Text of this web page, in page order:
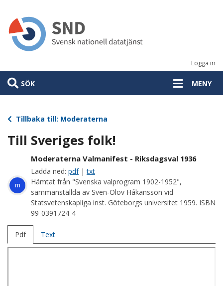
huvudinnehåll
Logga in
SÖK MENY
Tillbaka till: Moderaterna
Till Sveriges folk!
m
Moderaterna Valmanifest - Riksdagsval 1936
Ladda ned: pdf|txt
Hämtat från "Svenska valprogram 1902-1952",
sammanställda av Sven-Olov Håkansson vid
Statsvetenskapliga inst. Göteborgs universitet 1959. ISBN
99-0391724-4
Pdf Text